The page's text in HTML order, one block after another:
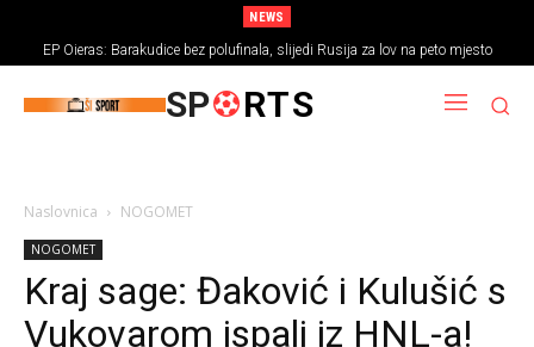
NEWS
EP Oieras: Barakudice bez polufinala, slijedi Rusija za lov na peto mjesto
SP RTS
Naslovnica NOGOMET
NOGOMET
Kraj sage: Đaković i Kulušić s
Vukovarom ispali iz HNL-a!